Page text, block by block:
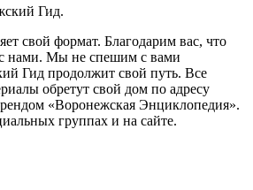
Гид.
свой формат. Благодарим вас, что
нами. Мы не спешим с вами
Гид продолжит свой путь. Все
обретут свой дом по адресу
«Воронежская Энциклопедия».
группах и на сайте.